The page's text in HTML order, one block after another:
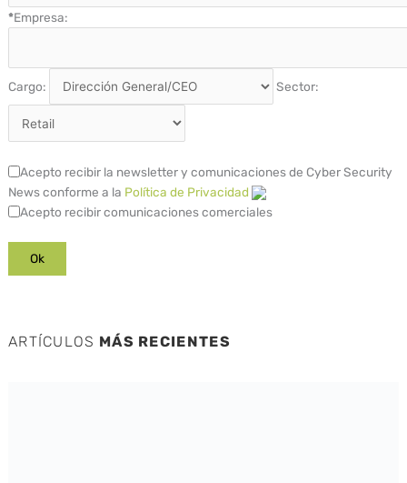
*Empresa:
Cargo: Sector:
Acepto recibir la newsletter y comunicaciones de Cyber Security
News conforme a la Política de Privacidad
Acepto recibir comunicaciones comerciales
ARTÍCULOS MÁS RECIENTES